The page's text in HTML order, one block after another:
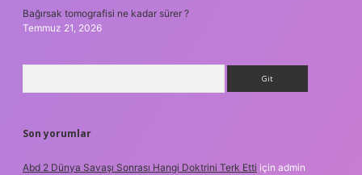
Bağırsak tomografisi ne kadar sürer ?
Temmuz 21, 2026
Son yorumlar
Abd 2 Dünya Savaşı Sonrası Hangi Doktrini Terk Etti için admin